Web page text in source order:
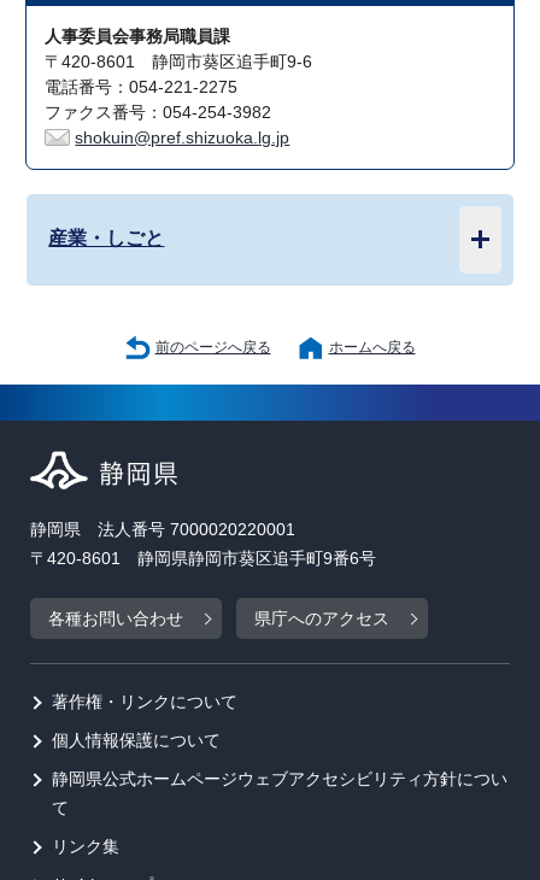
人事委員会事務局職員課
〒420-8601 静岡市葵区追手町9-6
電話番号：054-221-2275
ファクス番号：054-254-3982
shokuin@pref.shizuoka.lg.jp
産業・しごと
前のページへ戻る ホームへ戻る
静岡県 法人番号 7000020220001
〒420-8601 静岡県静岡市葵区追手町9番6号
各種お問い合わせ 県庁へのアクセス
著作権・リンクについて
個人情報保護について
静岡県公式ホームページウェブアクセシビリティ方針につい
て
リンク集